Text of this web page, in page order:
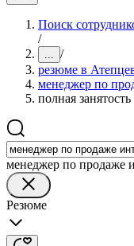
Поиск
/
... /
резюме в
менеджер по
полная занятость
менеджер по продаже
Резюме